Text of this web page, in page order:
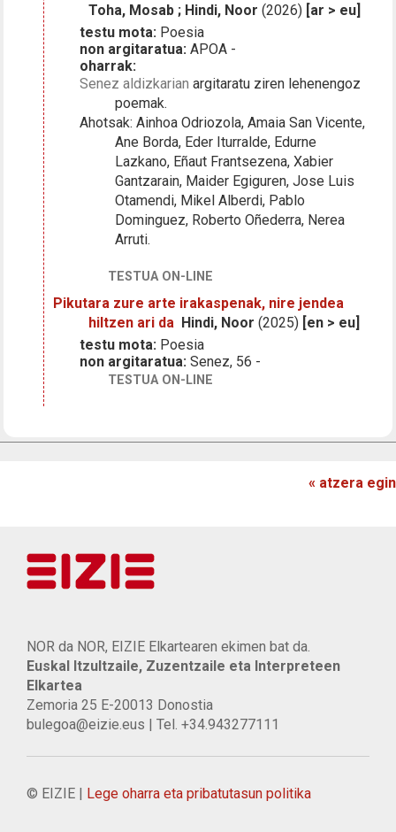
Toha, Mosab ; Hindi, Noor (2026) [ar > eu]
testu mota: Poesia
non argitaratua: APOA -
oharrak:
Senez aldizkarian argitaratu ziren lehenengoz
poemak.
Ahotsak: Ainhoa Odriozola, Amaia San Vicente,
Ane Borda, Eder Iturralde, Edurne
Lazkano, Eñaut Frantsezena, Xabier
Gantzarain, Maider Egiguren, Jose Luis
Otamendi, Mikel Alberdi, Pablo
Dominguez, Roberto Oñederra, Nerea
Arruti.
TESTUA ON-LINE
Pikutara zure arte irakaspenak, nire jendea
hiltzen ari da Hindi, Noor (2025) [en > eu]
testu mota: Poesia
non argitaratua: Senez, 56 -
TESTUA ON-LINE
« atzera egin
NOR da NOR, EIZIE Elkartearen ekimen bat da.
Euskal Itzultzaile, Zuzentzaile eta Interpreteen
Elkartea
Zemoria 25 E-20013 Donostia
bulegoa@eizie.eus | Tel. +34.943277111
© EIZIE | Lege oharra eta pribatutasun politika